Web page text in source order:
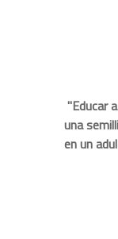
"Educar
una
en un